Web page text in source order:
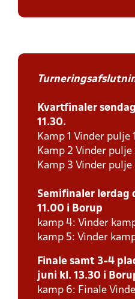
Kvartfinaler
11.30.
Kamp 1 Vinder pulje
Kamp 2 Vinder
Kamp 3 Vinder
Semifinaler lørdag
11.00 i Borup
kamp 4: Vinder
kamp 5: Vinder
Finale samt 3-4
juni kl. 13.30 i
kamp 6: Finale